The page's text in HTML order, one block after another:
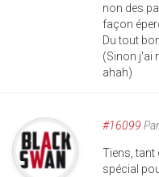
non des
façon
Du tout
(Sinon j'ai
ahah)
#16099 Par
Tiens, tant
spécial